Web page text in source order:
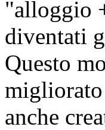
"alloggio
diventati
Questo
migliorato
anche